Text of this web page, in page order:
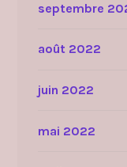
septembre
août 2022
juin 2022
mai 2022